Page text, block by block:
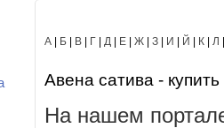
А Б В Г Д Е Ж З И Й К Л
Авена сатива -
На нашем